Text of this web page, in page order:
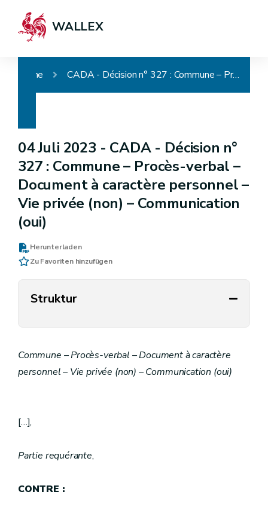
WALLEX
Home CADA - Décision n° 327 : Commune – Procès-verbal – Document à caractère personnel – Vie privée (non) – Communication (oui)
04 Juli 2023 - CADA - Décision n°
327 : Commune – Procès-verbal –
Document à caractère personnel –
Vie privée (non) – Communication
(oui)
Herunterladen
Zu Favoriten hinzufügen
Struktur
Commune – Procès-verbal – Document à caractère
personnel – Vie privée (non) – Communication (oui)
[…],
Partie requérante,
CONTRE :